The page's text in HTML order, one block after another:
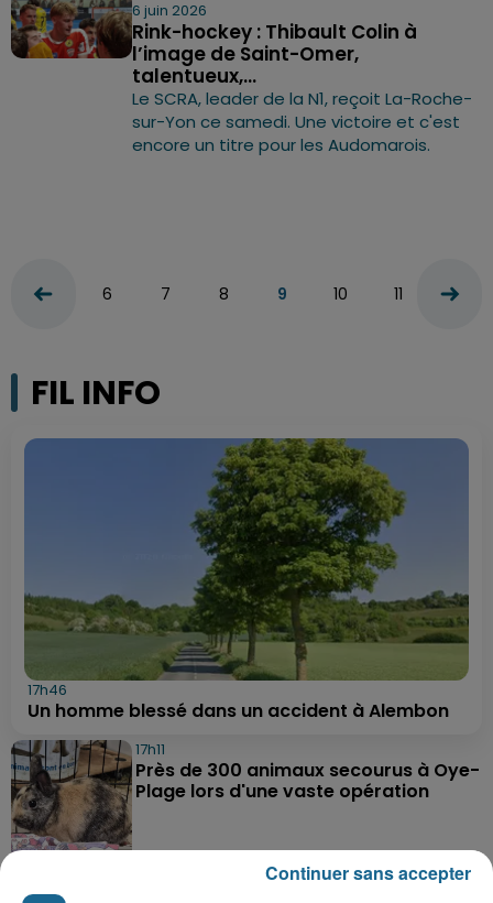
6 juin 2026
Rink-hockey : Thibault Colin à
l’image de Saint-Omer,
talentueux,...
Le SCRA, leader de la N1, reçoit La-Roche-
sur-Yon ce samedi. Une victoire et c'est
encore un titre pour les Audomarois.
6 7 8 9 10 11 12
FIL INFO
17h46
Un homme blessé dans un accident à Alembon
17h11
Près de 300 animaux secourus à Oye-
Plage lors d'une vaste opération
Continuer sans accepter